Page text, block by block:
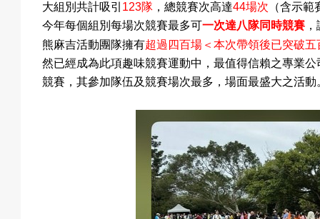
大組別共計吸引 123隊 ，總競賽次高達44場次 （含示
今年每個組別每場次競賽最多可一次達八隊同時競賽
熊麻吉活動團隊擁有超過四百場 ＜本次帶領後已突破
然已經成為此項趣味競賽運動中，最值得信賴之專業
競賽，其參加隊伍及競賽場次最多，場面最盛大之活動